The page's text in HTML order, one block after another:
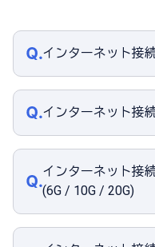
インターネット接
インターネット接
インターネット接
(6G / 10G / 20G)